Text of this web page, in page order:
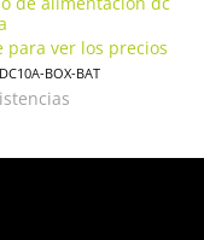
para ver los precios
BOX-BAT